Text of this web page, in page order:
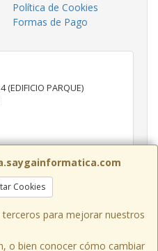
Cookies
para mejorar nuestros
o bien conocer cómo cambiar
Política de Cookies
Formas de Pago
(EDIFICIO PARQUE)